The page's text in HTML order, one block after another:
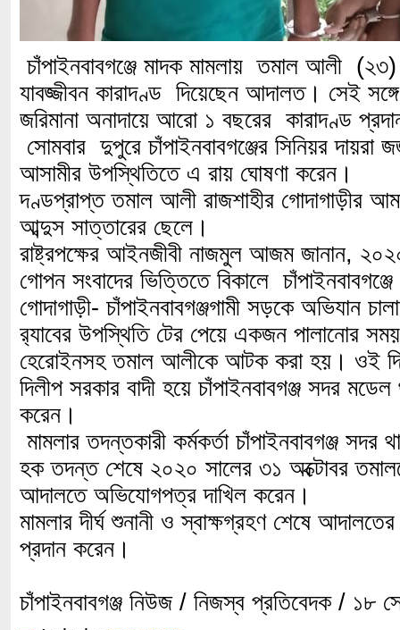
চাঁপাইনবাবগঞ্জে মাদক মামলায় তমাল আলী
যাবজ্জীবন কারাদণ্ড দিয়েছেন আদালত। সেই
জরিমানা অনাদায়ে আরো ১ বছরের কারাদণ্ড
সোমবার দুপুরে চাঁপাইনবাবগঞ্জের সিনিয়র
আসামীর উপস্থিতিতে এ রায় ঘোষণা করেন।
দণ্ডপ্রাপ্ত তমাল আলী রাজশাহীর গোদাগাড়ীর
আব্দুস সাত্তারের ছেলে।
রাষ্ট্রপক্ষের আইনজীবী নাজমুল আজম জানান,
গোপন সংবাদের ভিত্তিতে বিকালে
গোদাগাড়ী- চাঁপাইনবাবগঞ্জগামী সড়কে অভিযান
র‍্যাবের উপস্থিতি টের পেয়ে একজন পালানোর
হেরোইনসহ তমাল আলীকে আটক করা হয়। ওই দিন
দিলীপ সরকার বাদী হয়ে চাঁপাইনবাবগঞ্জ সদর মডেল
করেন।
মামলার তদন্তকারী কর্মকর্তা চাঁপাইনবাবগঞ্জ
হক তদন্ত শেষে ২০২০ সালের ৩১ অক্টোবর
আদালতে অভিযোগপত্র দাখিল করেন।
মামলার দীর্ঘ শুনানী ও স্বাক্ষগ্রহণ শেষে
প্রদান করেন।
চাঁপাইনবাবগঞ্জ নিউজ / নিজস্ব প্রতিবেদক / ১৮